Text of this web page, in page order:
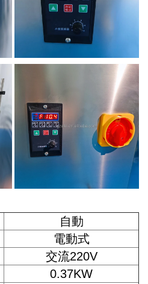
自動
電動式
交流220V
0.37KW